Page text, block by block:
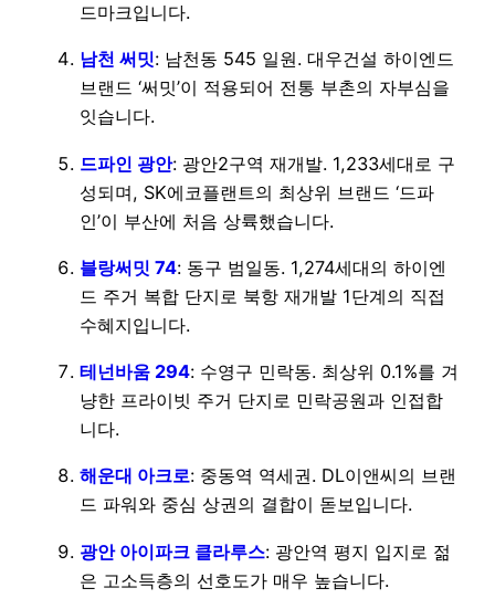
드마크입니다.
남천 써밋: 남천동 545 일원. 대우건설 하이엔드
브랜드 ‘써밋’이 적용되어 전통 부촌의 자부심을
잇습니다.
드파인 광안: 광안2구역 재개발. 1,233세대로 구
성되며, SK에코플랜트의 최상위 브랜드 ‘드파
인’이 부산에 처음 상륙했습니다.
블랑써밋 74: 동구 범일동. 1,274세대의 하이엔
드 주거 복합 단지로 북항 재개발 1단계의 직접
수혜지입니다.
테넌바움 294: 수영구 민락동. 최상위 0.1%를 겨
냥한 프라이빗 주거 단지로 민락공원과 인접합
니다.
해운대 아크로: 중동역 역세권. DL이앤씨의 브랜
드 파워와 중심 상권의 결합이 돋보입니다.
광안 아이파크 클라루스: 광안역 평지 입지로 젊
은 고소득층의 선호도가 매우 높습니다.